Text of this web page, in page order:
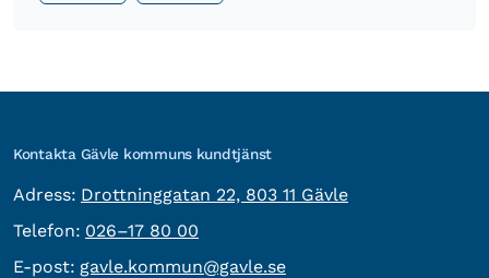
Kontakta Gävle kommuns kundtjänst
Adress: besöksadress:
Drottninggatan 22, 803 11 Gävle
Telefon: Telefon:
026–17 80 00
E-post: E-post:
gavle.kommun@gavle.se